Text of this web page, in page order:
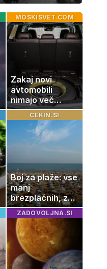
MOSKISVET.COM
Zakaj novi
avtomobili
nimajo več
rezervne gume?
CEKIN.SI
Boj za plaže: vse
manj
brezplačnih, za
ležalnik in
senčnik tudi več
kot 40 evrov
ZADOVOLJNA.SI